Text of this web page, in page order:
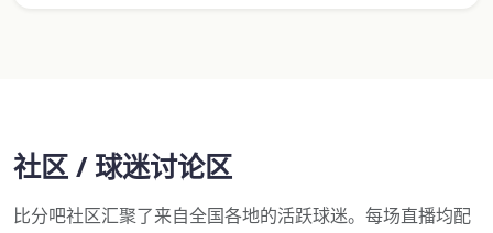
社区 / 球迷讨论区
比分吧社区汇聚了来自全国各地的活跃球迷。每场直播均配